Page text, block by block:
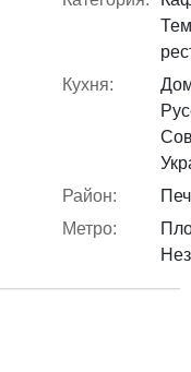
Кухня:
Район:
Метро: